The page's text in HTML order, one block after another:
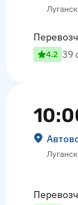
4.2 39